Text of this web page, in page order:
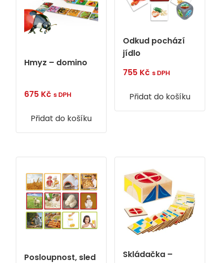
Hmyz – domino
675 Kč s DPH
Přidat do košíku
Odkud pochází
jídlo
755 Kč s DPH
Přidat do košíku
Posloupnost, sled
Skládačka –